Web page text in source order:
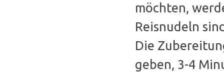
möchten,
Reisnudeln
Die
geben, 3-4